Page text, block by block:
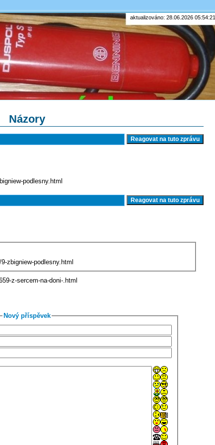
aktualizováno: 28.06.2026 05:54:21
Názory
podlesny.html
zbigniew-podlesny.html
z-sercem-na-doni-.html
Nový příspěvek